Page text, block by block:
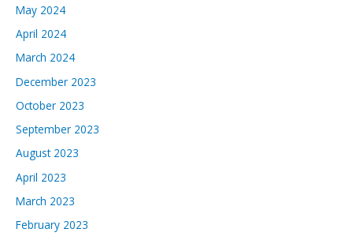
May 2024
April 2024
March 2024
December 2023
October 2023
September 2023
August 2023
April 2023
March 2023
February 2023